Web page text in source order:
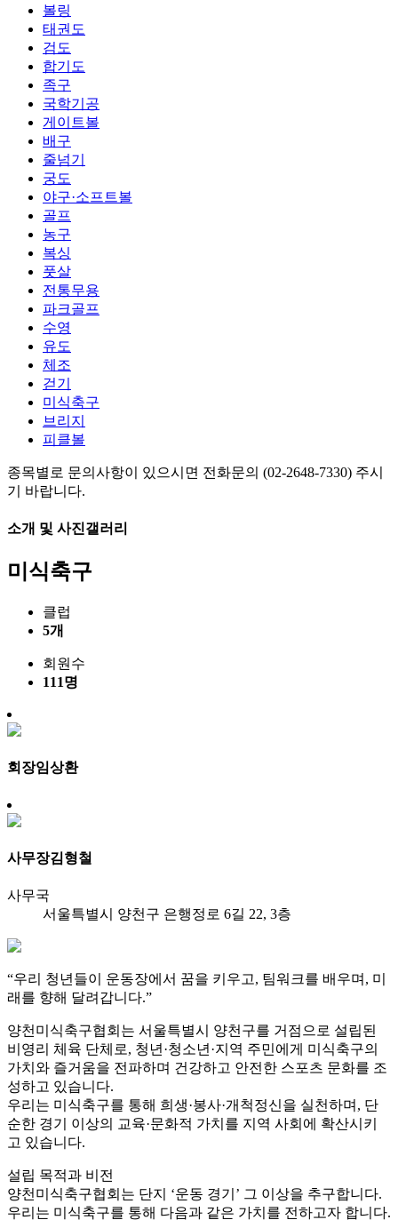
볼링
태권도
검도
합기도
족구
국학기공
게이트볼
배구
줄넘기
궁도
야구·소프트볼
골프
농구
복싱
풋살
전통무용
파크골프
수영
유도
체조
걷기
미식축구
브리지
피클볼
종목별로 문의사항이 있으시면 전화문의 (02-2648-7330) 주시
기 바랍니다.
소개 및 사진갤러리
미식축구
클럽
5개
회원수
111명
회장임상환
사무장김형철
사무국
서울특별시 양천구 은행정로 6길 22, 3층
“우리 청년들이 운동장에서 꿈을 키우고, 팀워크를 배우며, 미
래를 향해 달려갑니다.”
양천미식축구협회는 서울특별시 양천구를 거점으로 설립된
비영리 체육 단체로, 청년·청소년·지역 주민에게 미식축구의
가치와 즐거움을 전파하며 건강하고 안전한 스포츠 문화를 조
성하고 있습니다.
우리는 미식축구를 통해 희생·봉사·개척정신을 실천하며, 단
순한 경기 이상의 교육·문화적 가치를 지역 사회에 확산시키
고 있습니다.
설립 목적과 비전
양천미식축구협회는 단지 ‘운동 경기’ 그 이상을 추구합니다.
우리는 미식축구를 통해 다음과 같은 가치를 전하고자 합니다.